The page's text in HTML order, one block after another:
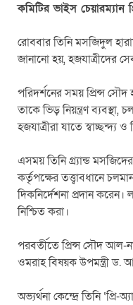
কমিটির ভাইস চেয়ারম্যান
রোববার তিনি মসজিদুল
জানানো হয়, হজযাত্রীদের
পরিদর্শনের সময় প্রিন্স সৌদ
তাকে ভিড় নিয়ন্ত্রণ
হজযাত্রীরা যাতে
এসময় তিনি গ্র্যান্ড
কর্তৃপক্ষের তত্ত্বাবধানে
দিকনির্দেশনা প্রদান
নিশ্চিত করা।
পরবর্তীতে প্রিন্স সৌদ আল-
ওমরাহ বিষয়ক উপমন্ত্রী ড.
অভ্যর্থনা কেন্দ্রে তিনি